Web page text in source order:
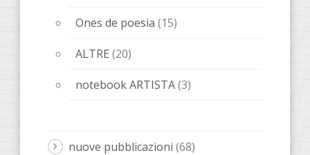
Ones de poesia (15)
ALTRE (20)
notebook ARTISTA(3)
nuove pubblicazioni (68)